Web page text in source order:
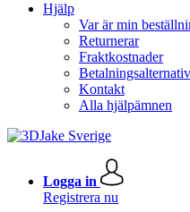
Hjälp
Var är min
Returnerar
Fraktkostnader
Betalningsalternativ
Kontakt
Alla hjälpämnen
Logga in
Registrera nu